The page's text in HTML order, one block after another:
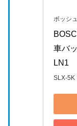
ボッシ
車バ
LN1
SLX-5K